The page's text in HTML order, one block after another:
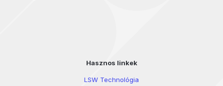
Hasznos linkek
LSW Technológia